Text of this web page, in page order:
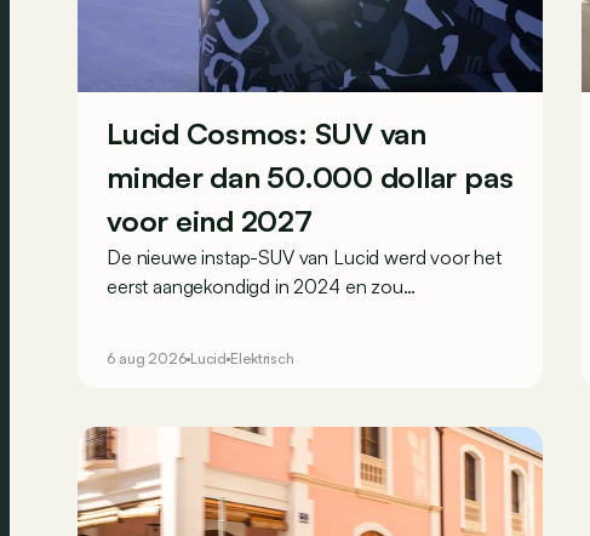
Lucid Cosmos: SUV van
minder dan 50.000 dollar pas
voor eind 2027
De nieuwe instap-SUV van Lucid werd voor het
eerst aangekondigd in 2024 en zou
6 aug 2026 Lucid Elektrisch